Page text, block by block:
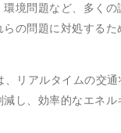
境問題など、多く
の問題に対処する
リアルタイムの交
し、効率的なエネ